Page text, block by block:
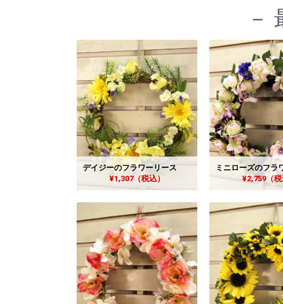
－
デイジーのフラワーリース
¥1,307（税込）
ミニローズのフラ
¥2,759（税